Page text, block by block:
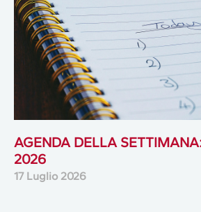
AGENDA DELLA
2026
17 Luglio 2026